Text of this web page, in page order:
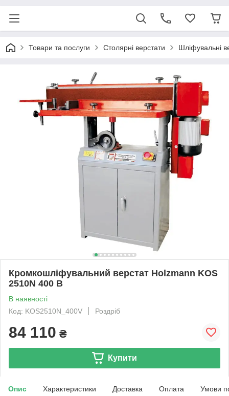
Товари та послуги Столярні верстати Шліфувальні
Кромкошліфувальний верстат Holzmann KOS
2510N 400 В
В наявності
Код: KOS2510N_400V
Роздріб
84 110 ₴
Купити
Опис Характеристики Доставка Оплата Умови